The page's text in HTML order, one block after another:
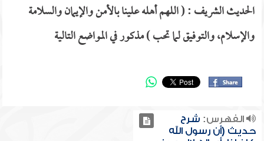
الحديث الشريف : ( اللهم أهله علينا بالأمن والإيمان والسلامة
والإسلام، والتوفيق لما تحب ) مذكور في المواضع التالية
الفهرس: شرح
حديث (أن رسول الله